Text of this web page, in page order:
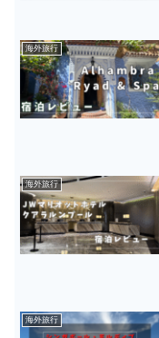
海外旅行
海外旅行
海外旅行